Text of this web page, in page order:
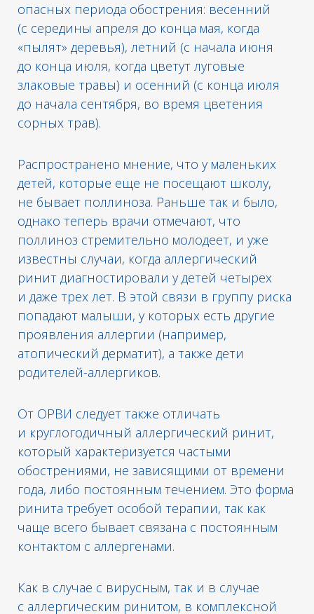
опасных периода обострения: весенний
(с середины апреля до конца мая, когда
«пылят» деревья), летний (с начала июня
до конца июля, когда цветут луговые
злаковые травы) и осенний (с конца июля
до начала сентября, во время цветения
сорных трав).
Распространено мнение, что у маленьких
детей, которые еще не посещают школу,
не бывает поллиноза. Раньше так и было,
однако теперь врачи отмечают, что
поллиноз стремительно молодеет, и уже
известны случаи, когда аллергический
ринит диагностировали у детей четырех
и даже трех лет. В этой связи в группу риска
попадают малыши, у которых есть другие
проявления аллергии (например,
атопический дерматит), а также дети
родителей-аллергиков.
От ОРВИ следует также отличать
и круглогодичный аллергический ринит,
который характеризуется частыми
обострениями, не зависящими от времени
года, либо постоянным течением. Это форма
ринита требует особой терапии, так как
чаще всего бывает связана с постоянным
контактом с аллергенами.
Как в случае с вирусным, так и в случае
с аллергическим ринитом, в комплексной